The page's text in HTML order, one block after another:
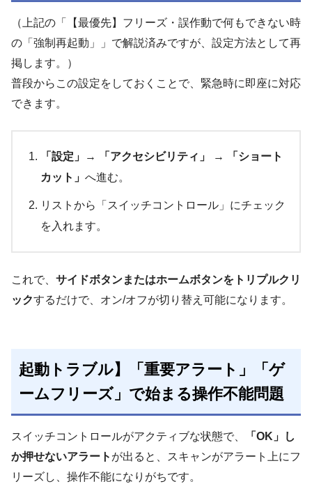
（上記の「【最優先】フリーズ・誤作動で何もできない時
の「強制再起動」」で解説済みですが、設定方法として再
掲します。）
普段からこの設定をしておくことで、緊急時に即座に対応
できます。
「設定」 → 「アクセシビリティ」 →
「ショート
カット」 へ進む。
リストから「スイッチコントロール」にチェック
を入れます。
これで、 サイドボタンまたはホームボタンをトリプルクリ
ックするだけで、オン/オフが切り替え可能になります。
起動トラブル】「重要アラート」「ゲ
ームフリーズ」で始まる操作不能問題
スイッチコントロールがアクティブな状態で、
「OK」し
か押せないアラート が出ると、スキャンがアラート上にフ
リーズし、操作不能になりがちです。